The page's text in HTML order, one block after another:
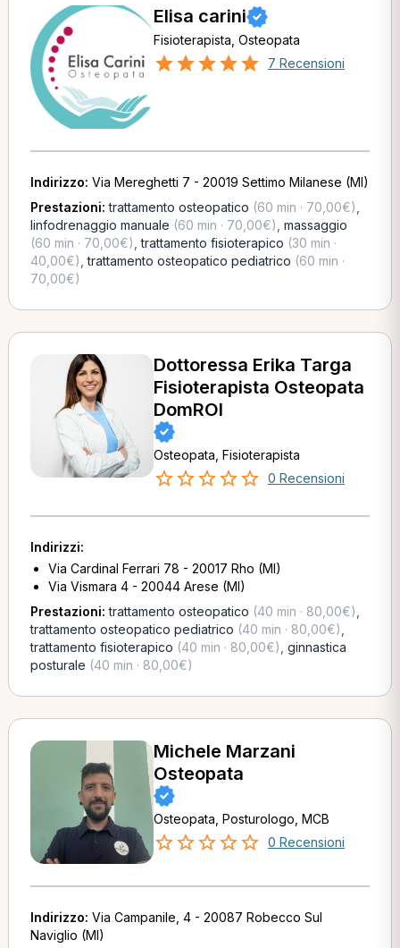
Elisa carini
Fisioterapista, Osteopata
7 Recensioni
Indirizzo: Via Mereghetti 7 - 20019 Settimo Milanese (MI)
Prestazioni:trattamento osteopatico (60 min · 70,00€)
linfodrenaggio manuale (60 min · 70,00€) massaggio
(60 min · 70,00€) ,trattamento fisioterapico (30 min ·
40,00€) ,trattamento osteopatico pediatrico (60 min ·
70,00€)
Dottoressa Erika Targa
Fisioterapista Osteopata
DomROI
Osteopata, Fisioterapista
0 Recensioni
Indirizzi:
Via Cardinal Ferrari 78 - 20017 Rho (MI)
Via Vismara 4 - 20044 Arese (MI)
Prestazioni:trattamento osteopatico (40 min · 80,00€)
trattamento osteopatico pediatrico (40 min · 80,00€)
trattamento fisioterapico (40 min · 80,00€) ginnastica
posturale (40 min · 80,00€)
Michele Marzani
Osteopata
Osteopata, Posturologo, MCB
0 Recensioni
Indirizzo: Via Campanile, 4 - 20087 Robecco Sul
Naviglio (MI)